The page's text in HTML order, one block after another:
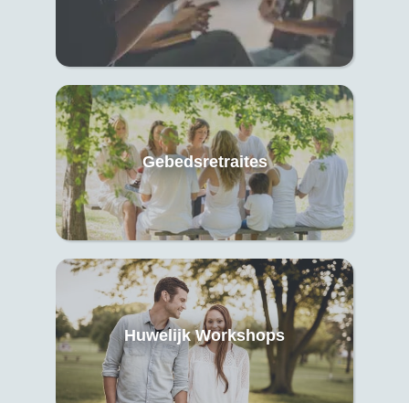
Gebedsretraites
Huwelijk Workshops